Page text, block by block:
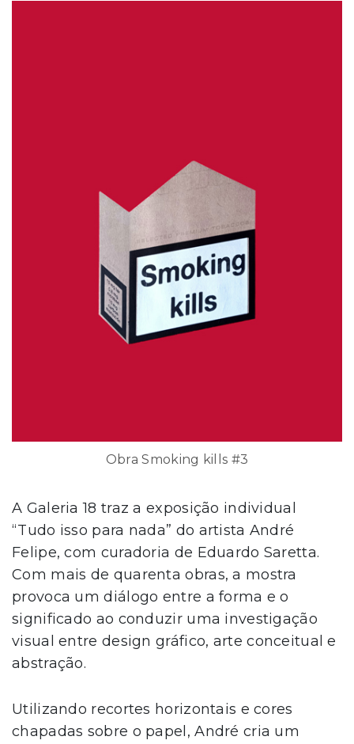
Obra Smoking kills #3
A Galeria 18 traz a exposição individual
“Tudo isso para nada” do artista André
Felipe, com curadoria de Eduardo Saretta.
Com mais de quarenta obras, a mostra
provoca um diálogo entre a forma e o
significado ao conduzir uma investigação
visual entre design gráfico, arte conceitual e
abstração.
Utilizando recortes horizontais e cores
chapadas sobre o papel, André cria um